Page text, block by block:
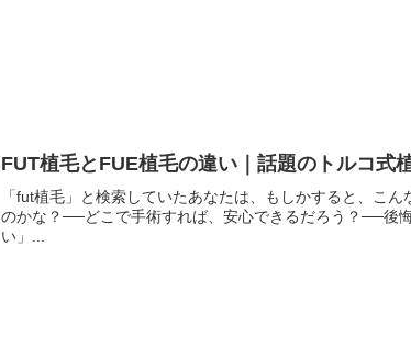
FUT植毛とFUE植毛の違い｜話題のトルコ式
「fut植毛」と検索していたあなたは、もしかすると、こ
のかな？──どこで手術すれば、安心できるだろう？──後
い」...